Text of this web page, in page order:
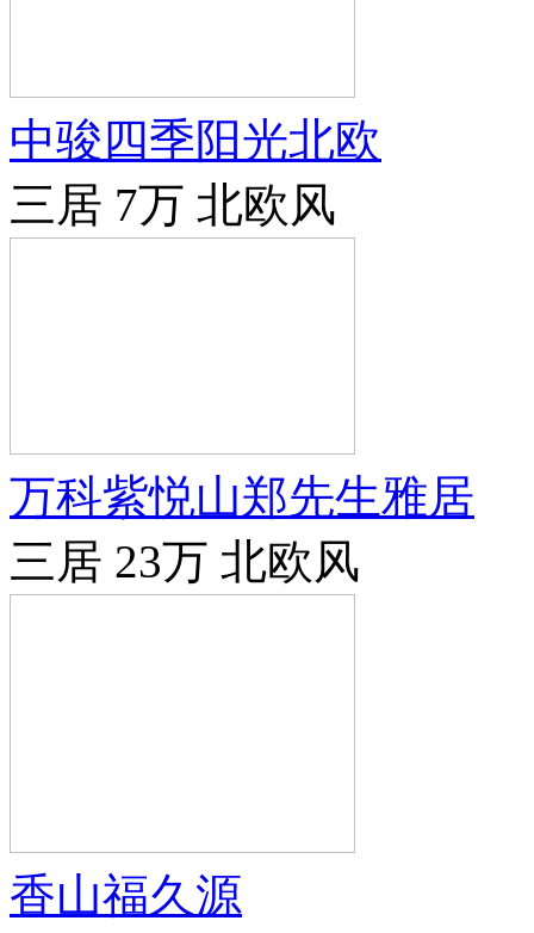
中骏四季阳光北欧
三居 7万 北欧风
万科紫悦山郑先生雅居
三居 23万 北欧风
香山福久源